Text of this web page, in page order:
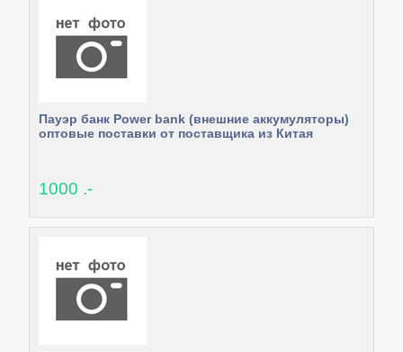
Пауэр банк Power bank (внешние аккумуляторы)
оптовые поставки от поставщика из Китая
1000 .-